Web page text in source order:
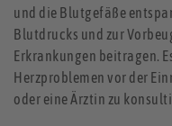
und die Blutgefäße
Blutdrucks und zur
Erkrankungen beitragen.
Herzproblemen vor der
oder eine Ärztin zu